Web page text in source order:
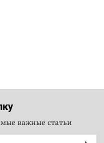
важные статьи